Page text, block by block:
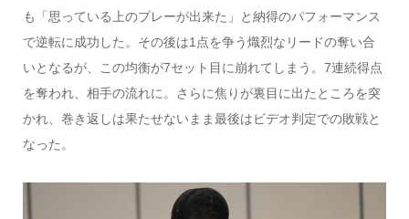
も「思っている上のプレーが出来た」と納得のパフォーマンス
で逆転に成功した。その後は1点を争う熾烈なリードの奪い合
いとなるが、この均衡が7セット目に崩れてしまう。7連続得点
を奪われ、相手の流れに。さらに焦りが裏目に出たところを突
かれ、巻き返しは果たせないまま最後はビデオ判定での敗戦と
なった。